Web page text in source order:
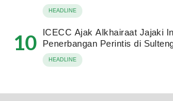
HEADLINE
10
ICECC Ajak Alkhairaat Jajaki
Penerbangan Perintis di
HEADLINE